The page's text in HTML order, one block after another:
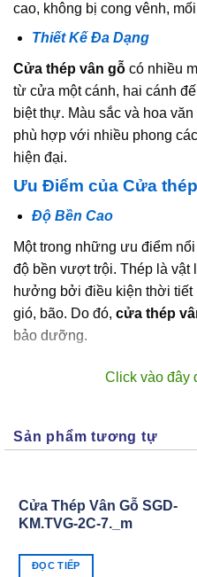
cao, không bị cong vênh,
Thiết Kế Đa Dạng
Cửa thép vân gỗ có nhiều
từ cửa một cánh, hai cánh
biệt thự. Màu sắc và hoa
phù hợp với nhiều phong
hiện đại.
Ưu Điểm của Cửa
Độ Bền Cao
Một trong những ưu điểm
độ bền vượt trội. Thép là vật
hưởng bởi điều kiện thời tiết
gió, bão. Do đó, cửa thép
bảo dưỡng.
tích hợp trên cửa giúp tăng
Tính Thẩm Mỹ Cao
đẹp sang trọng, ấm cúng
Click vào đây
Sản phẩm tương tự
Cửa Thép Vân Gỗ SGD-
KM.TVG-2C-7._m
ĐỌC TIẾP